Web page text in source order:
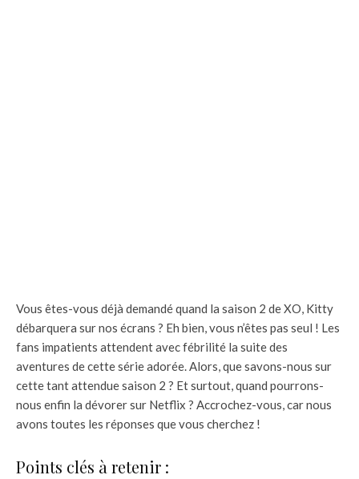
Vous êtes-vous déjà demandé quand la saison 2 de XO, Kitty
débarquera sur nos écrans ? Eh bien, vous n’êtes pas seul ! Les
fans impatients attendent avec fébrilité la suite des
aventures de cette série adorée. Alors, que savons-nous sur
cette tant attendue saison 2 ? Et surtout, quand pourrons-
nous enfin la dévorer sur Netflix ? Accrochez-vous, car nous
avons toutes les réponses que vous cherchez !
Points clés à retenir :